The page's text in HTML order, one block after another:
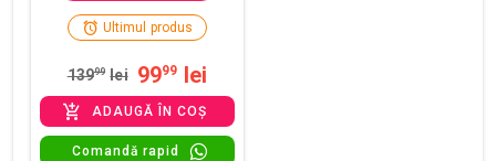
Ultimul produs
13999 lei 9999 lei
ADAUGĂ ÎN COȘ
Comandă rapid